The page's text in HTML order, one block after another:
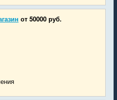
от 50000 руб.